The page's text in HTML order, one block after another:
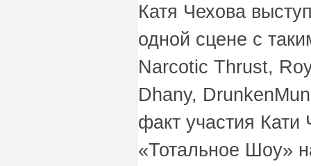
Катя Чехова
одной сцене с
Narcotic Thrust,
Dhany,
факт участия Кати
«Тотальное Шоу»